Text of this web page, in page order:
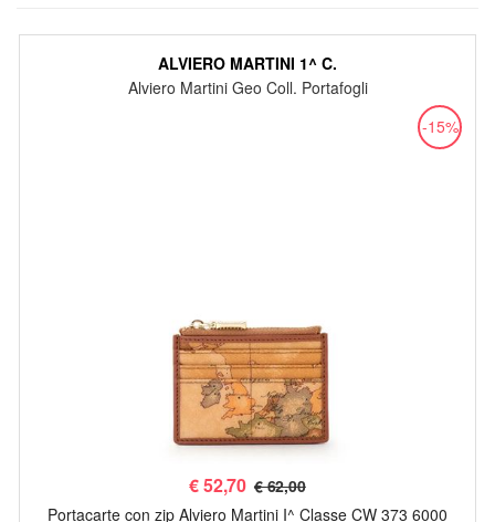
ALVIERO MARTINI 1^ C.
Alviero Martini Geo Coll. Portafogli
-15%
€52,70 € 62,00
Portacarte con zip Alviero Martini I^ Classe CW 373 6000